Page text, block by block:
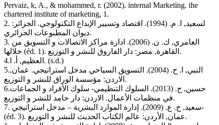
Pervaiz, k, A., & mohammed, r. (2002). internal Marketing. the
chartered institute of marketing, 1.
2. لسعيد, ا. م. (1994). اقتصاد وتسيير الإبداع التكنولوجي. الجزائر:
ديوان المطبوعات الجزائري.
3. العامري, ك. ن. (2006). ادارة مراكز الاتصالات و التسويق من
خلالها (éd. 1). القاهرة, مصر: دار الفاروق للنشر و التوزيع.
4.العظيم, أ. ا. (s.d.)
5.النبي, ا. ح. (2004). التسويق السياحي مدخل استراتيجي. عمان,
الاردن: مؤسسة الوراق للنشر و التوزيع.
6.حسين, ح. (2013). السلوك التنظيمي- سلوك الأفراد و الجماعات
في منظمات الأعمال. الاردن: دار حامد للنشر و التوزيع.
7. سعيد, ح. ع. (2009). إدارة الموارد البشرية – مدخل استراتيجي-
(éd. 3). عمان, الأردن: عالم الكتاب الحديث للنشر و التوزيع.